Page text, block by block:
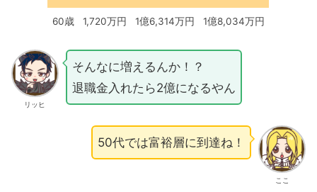
60歳 1,720万円 1億6,314万円 1億8,034万円
リッヒ
そんなに増えるんか！？
退職金入れたら2億になるやん
ここ
50代では富裕層に到達ね！